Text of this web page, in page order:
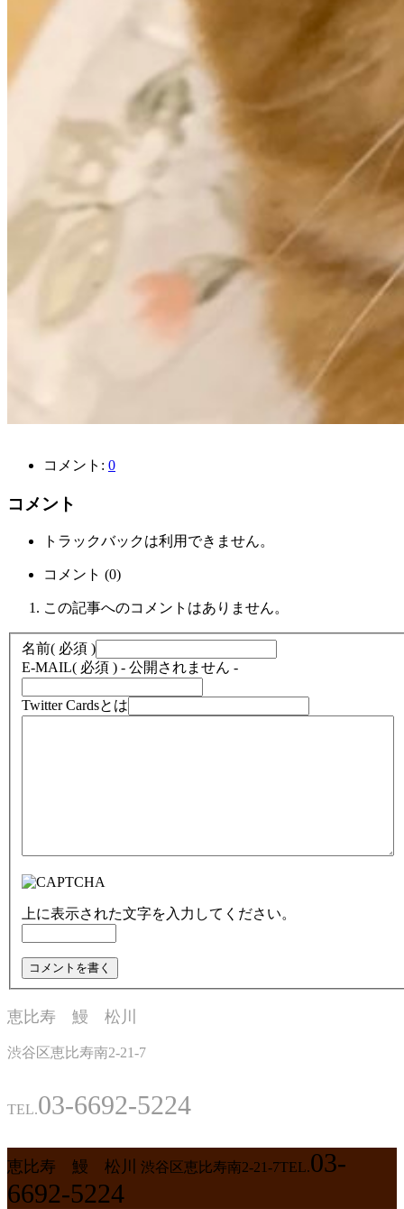
コメント: 0
コメント
トラックバックは利用できません。
コメント (0)
この記事へのコメントはありません。
名前( 必須 )
E-MAIL( 必須 ) - 公開されません -
Twitter Cardsとは
上に表示された文字を入力してください。
恵比寿 鰻 松川
渋谷区恵比寿南2-21-7
TEL.03-6692-5224
恵比寿 鰻 松川 渋谷区恵比寿南2-21-7TEL.03-
6692-5224